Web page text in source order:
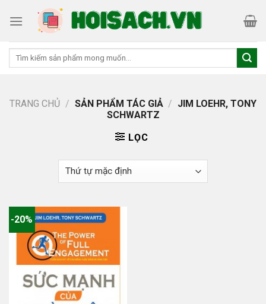
Tìm
TRANG CHỦ / SẢN PHẨM TÁC GIẢ / JIM LOEHR, TONY
SCHWARTZ
LỌC
-20%